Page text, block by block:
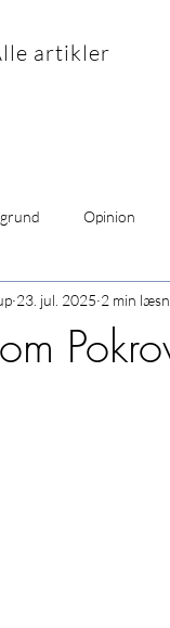
artikler
Opinion
23. jul. 2025 2 min